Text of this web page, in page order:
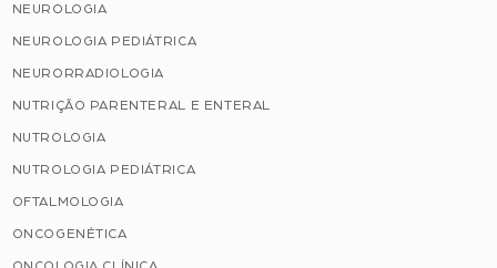
NEUROLOGIA
NEUROLOGIA PEDIÁTRICA
NEURORRADIOLOGIA
NUTRIÇÃO PARENTERAL E ENTERAL
NUTROLOGIA
NUTROLOGIA PEDIÁTRICA
OFTALMOLOGIA
ONCOGENÉTICA